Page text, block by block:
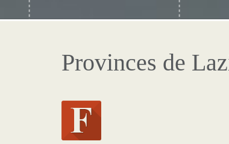
Provinces de